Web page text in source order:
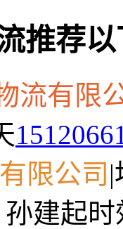
推荐
流有限
限公司 |
建起